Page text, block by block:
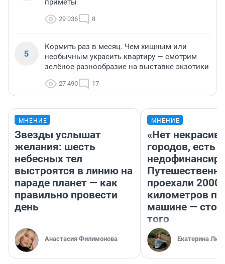
приметы
29 036 8
5
Кормить раз в месяц. Чем хищным или
необычным украсить квартиру — смотрим
зелёное разнообразие на выставке экзотики
27 490 17
МНЕНИЕ
Звезды услышат
желания: шесть
небесных тел
выстроятся в линию на
параде планет — как
правильно провести
день
Анастасия Филимонова
МНЕНИЕ
«Нет
городов, есть
проехали 2000
километров по
машине —
того
Екатерина